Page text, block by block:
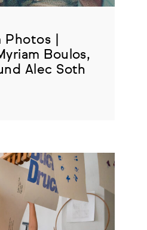
|
Boulos,
Alec Soth